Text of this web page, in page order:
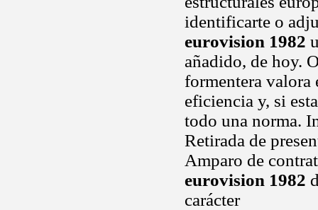
identificarte o
eurovision 1982
añadido, de hoy.
formentera valora
eficiencia y, si
todo una norma.
Retirada de
Amparo de
eurovision 1982
carácter